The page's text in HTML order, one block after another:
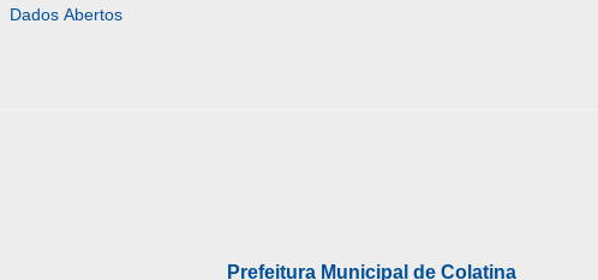
Dados Abertos
Prefeitura Municipal de Colatina